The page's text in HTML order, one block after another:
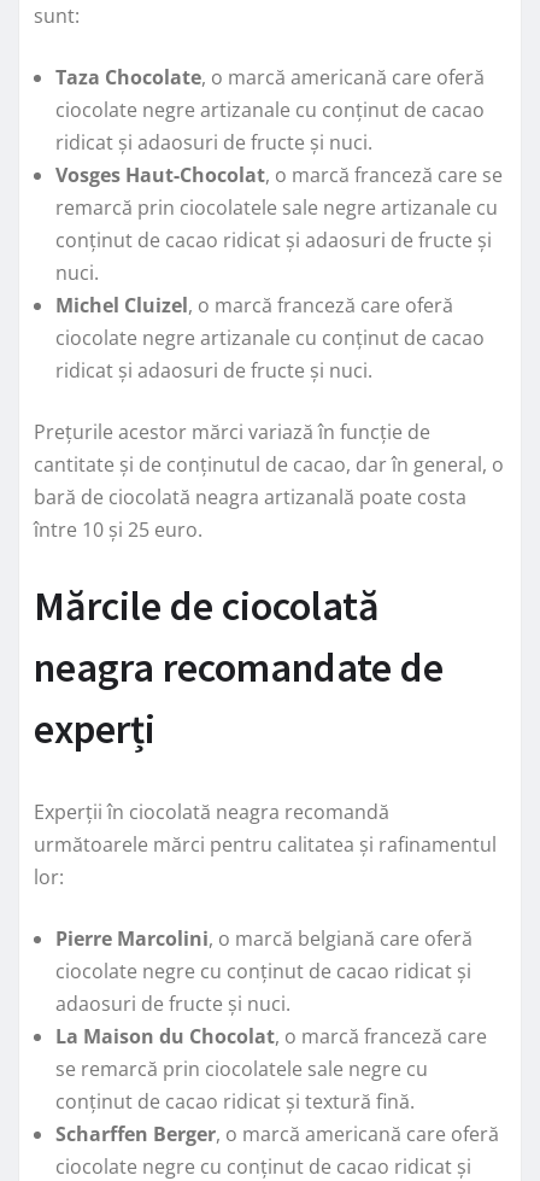
sunt:
Taza Chocolate, o marcă americană care oferă
ciocolate negre artizanale cu conținut de cacao
ridicat și adaosuri de fructe și nuci.
Vosges Haut-Chocolat, o marcă franceză care se
remarcă prin ciocolatele sale negre artizanale cu
conținut de cacao ridicat și adaosuri de fructe și
nuci.
Michel Cluizel, o marcă franceză care oferă
ciocolate negre artizanale cu conținut de cacao
ridicat și adaosuri de fructe și nuci.
Prețurile acestor mărci variază în funcție de
cantitate și de conținutul de cacao, dar în general, o
bară de ciocolată neagra artizanală poate costa
între 10 și 25 euro.
Mărcile de ciocolată
neagra recomandate de
experți
Experții în ciocolată neagra recomandă
următoarele mărci pentru calitatea și rafinamentul
lor:
Pierre Marcolini, o marcă belgiană care oferă
ciocolate negre cu conținut de cacao ridicat și
adaosuri de fructe și nuci.
La Maison du Chocolat, o marcă franceză care
se remarcă prin ciocolatele sale negre cu
conținut de cacao ridicat și textură fină.
Scharffen Berger, o marcă americană care oferă
ciocolate negre cu conținut de cacao ridicat și